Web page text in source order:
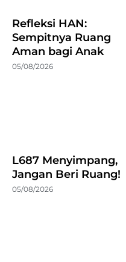
Refleksi HAN:
Sempitnya Ruang
Aman bagi Anak
05/08/2026
L687 Menyimpang,
Jangan Beri Ruang!
05/08/2026